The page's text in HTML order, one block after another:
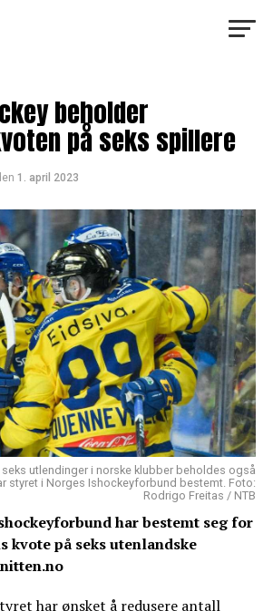
beholder
på seks spillere
1. april 2023
utlendinger i norske klubber beholdes også
styret i Norges Ishockeyforbund bestemt. Foto:
Rodrigo Freitas / NTB
har bestemt seg for
kvote på seks utenlandske
har ønsket å redusere antall